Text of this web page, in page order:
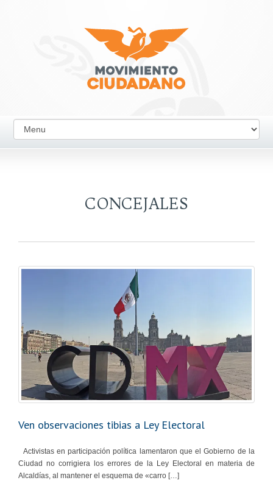
CONCEJALES
Ven observaciones tibias a Ley Electoral
Activistas en participación política lamentaron que el Gobierno de la
Ciudad no corrigiera los errores de la Ley Electoral en materia de
Alcaldías, al mantener el esquema de «carro […]